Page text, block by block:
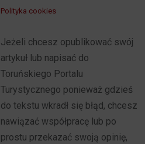
Polityka cookies
Jeżeli chcesz opublikować swój
artykuł lub napisać do
Toruńskiego Portalu
Turystycznego ponieważ gdzieś
do tekstu wkradł się błąd, chcesz
nawiązać współpracę lub po
prostu przekazać swoją opinię,